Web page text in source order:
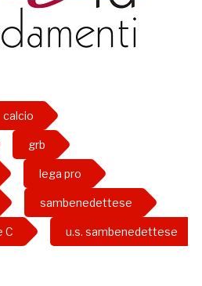
calcio
grb
lega pro
sambenedettese
C u.s. sambenedettese